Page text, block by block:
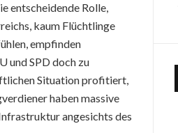
entscheidende Rolle,
kaum Flüchtlinge
empfinden
und SPD doch zu
Situation profitiert,
haben massive
angesichts des